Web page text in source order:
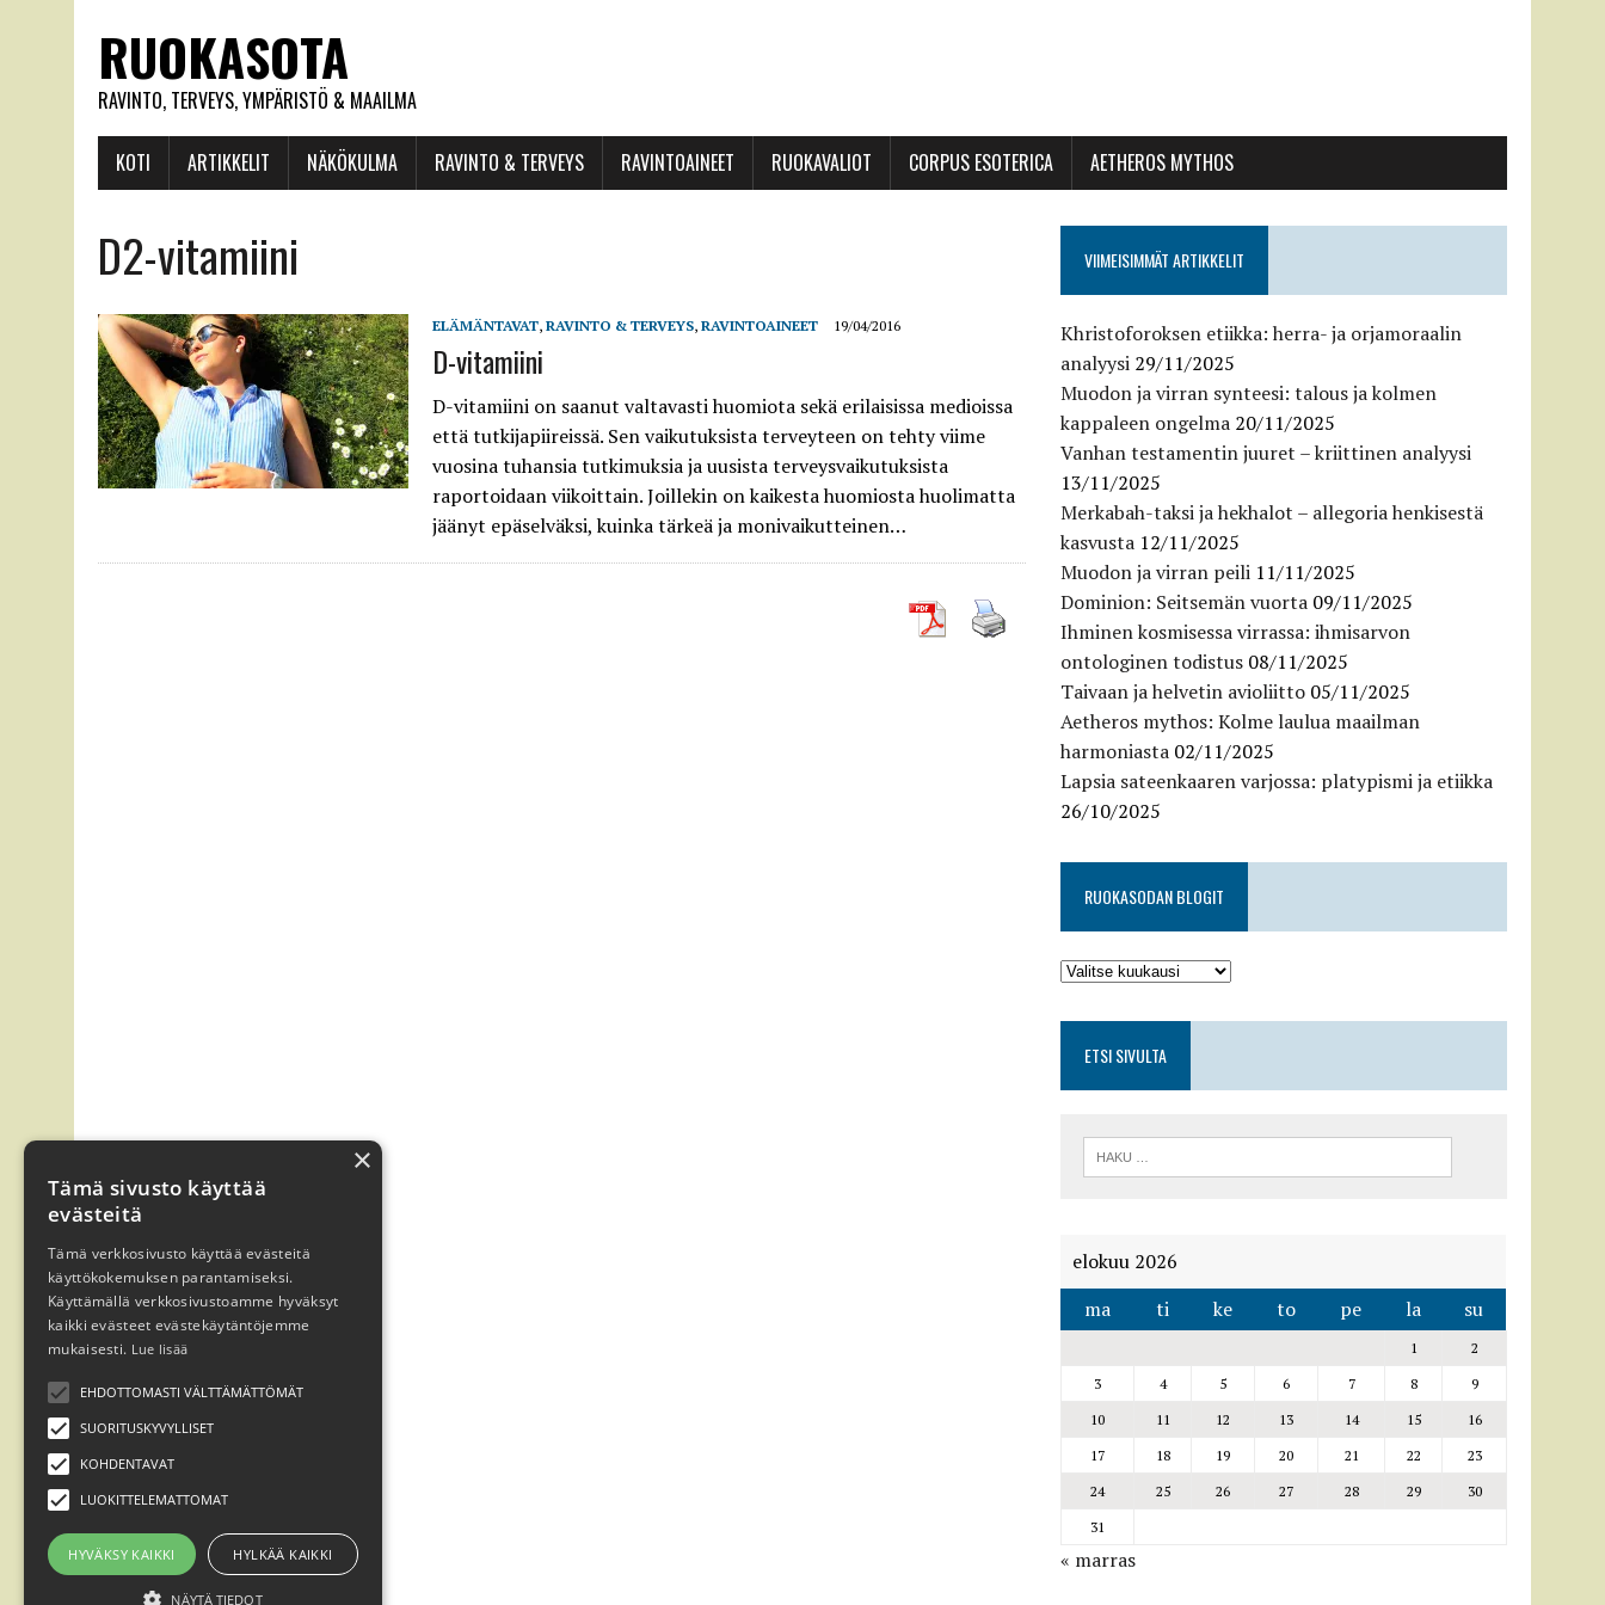
RUOKASOTA
RAVINTO, TERVEYS, YMPÄRISTÖ & MAAILMA
KOTI ARTIKKELIT NÄKÖKULMA RAVINTO & TERVEYS RAVINTOAINEET RUOKAVALIOT CORPUS ESOTERICA AETHEROS MYTHOS
D2-vitamiini
ELÄMÄNTAVAT, RAVINTO & TERVEYS, RAVINTOAINEET 19/04/2016
D-vitamiini
D-vitamiini on saanut valtavasti huomiota sekä erilaisissa medioissa
että tutkijapiireissä. Sen vaikutuksista terveyteen on tehty viime
vuosina tuhansia tutkimuksia ja uusista terveysvaikutuksista
raportoidaan viikoittain. Joillekin on kaikesta huomiosta huolimatta
jäänyt epäselväksi, kuinka tärkeä ja monivaikutteinen…
VIIMEISIMMÄT ARTIKKELIT
Khristoforoksen etiikka: herra- ja orjamoraalin
analyysi 29/11/2025
Muodon ja virran synteesi: talous ja kolmen
kappaleen ongelma 20/11/2025
Vanhan testamentin juuret – kriittinen analyysi
13/11/2025
Merkabah-taksi ja hekhalot – allegoria henkisestä
kasvusta 12/11/2025
Muodon ja virran peili 11/11/2025
Dominion: Seitsemän vuorta 09/11/2025
Ihminen kosmisessa virrassa: ihmisarvon
ontologinen todistus 08/11/2025
Taivaan ja helvetin avioliitto 05/11/2025
Aetheros mythos: Kolme laulua maailman
harmoniasta 02/11/2025
Lapsia sateenkaaren varjossa: platypismi ja etiikka
26/10/2025
RUOKASODAN BLOGIT
ETSI SIVULTA
elokuu 2026
ma
ti ke to pe la su
1
2
3
4 5 6 7 8
9
10
11 12 13 14 15
16
17
18 19 20 21 22
23
24
25 26 27 28 29
30
31
« marras
×
Tämä sivusto käyttää
evästeitä
Tämä verkkosivusto käyttää evästeitä
käyttökokemuksen parantamiseksi.
Käyttämällä verkkosivustoamme hyväksyt
kaikki evästeet evästekäytäntöjemme
mukaisesti. Lue lisää
EHDOTTOMASTI VÄLTTÄMÄTTÖMÄT
SUORITUSKYVYLLISET
KOHDENTAVAT
LUOKITTELEMATTOMAT
HYVÄKSY KAIKKI HYLKÄÄ KAIKKI
NÄYTÄ TIEDOT